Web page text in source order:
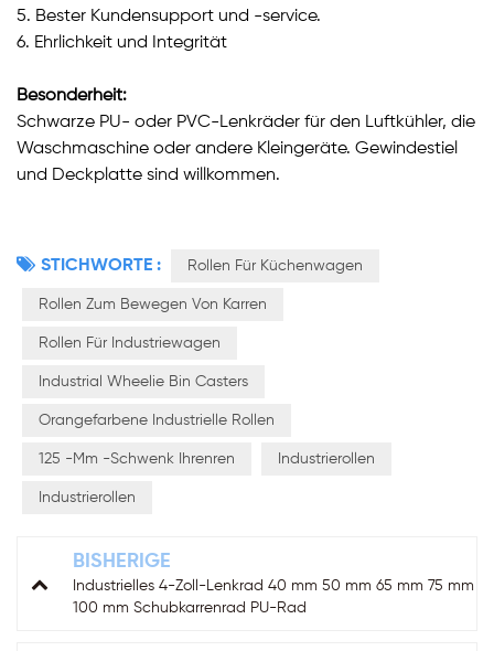
5. Bester Kundensupport und -service.
6. Ehrlichkeit und Integrität
Besonderheit:
Schwarze PU- oder PVC-Lenkräder für den Luftkühler, die
Waschmaschine oder andere Kleingeräte. Gewindestiel
und Deckplatte sind willkommen.
STICHWORTE : Rollen Für Küchenwagen
Rollen Zum Bewegen Von Karren
Rollen Für Industriewagen
Industrial Wheelie Bin Casters
Orangefarbene Industrielle Rollen
125 -mm -Schwenk Ihrenren Industrierollen
Industrierollen
BISHERIGE
Industrielles 4-Zoll-Lenkrad 40 mm 50 mm 65 mm 75 mm
100 mm Schubkarrenrad PU-Rad